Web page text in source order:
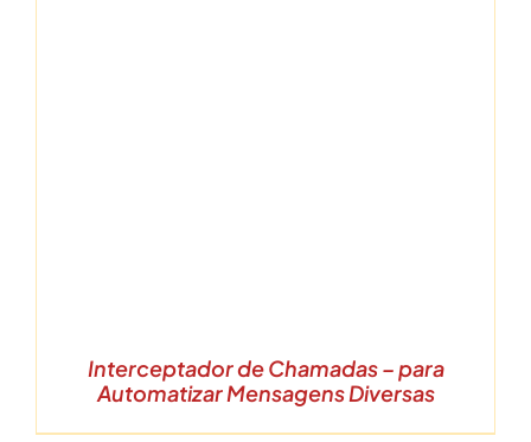
Interceptador de Chamadas – para
Automatizar Mensagens Diversas